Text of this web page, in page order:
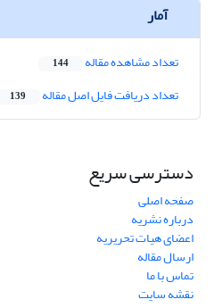
آمار
تعداد مشاهده مقاله 144
تعداد دریافت فایل اصل مقاله 139
دسترسی سریع
صفحه اصلی
درباره نشریه
اعضای هیات تحریریه
ارسال مقاله
تماس با ما
نقشه سایت